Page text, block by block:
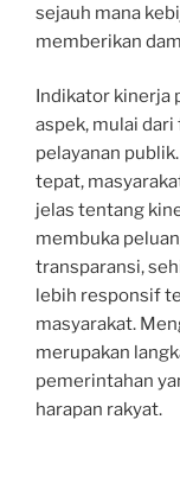
sejauh mana
memberikan
Indikator kinerja
aspek, mulai
pelayanan
tepat,
jelas tentang
membuka
transparansi,
lebih responsif
masyarakat.
merupakan
pemerintahan
harapan rakyat.